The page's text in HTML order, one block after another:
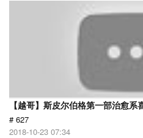
【越哥】斯皮尔伯格第一部治愈
# 627
2018-10-23 07:34